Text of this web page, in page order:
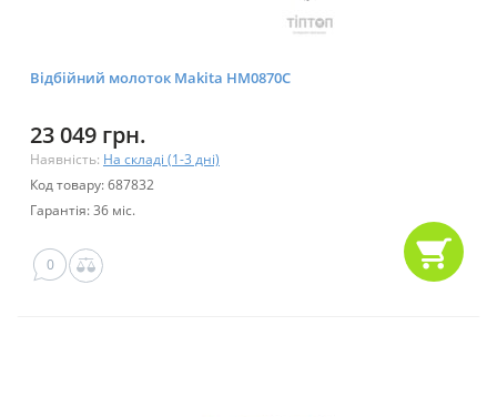
Відбійний молоток Makita HM0870C
23 049 грн.
Наявність: На складі (1-3 дні)
Код товару: 687832
Гарантія: 36 міс.
0